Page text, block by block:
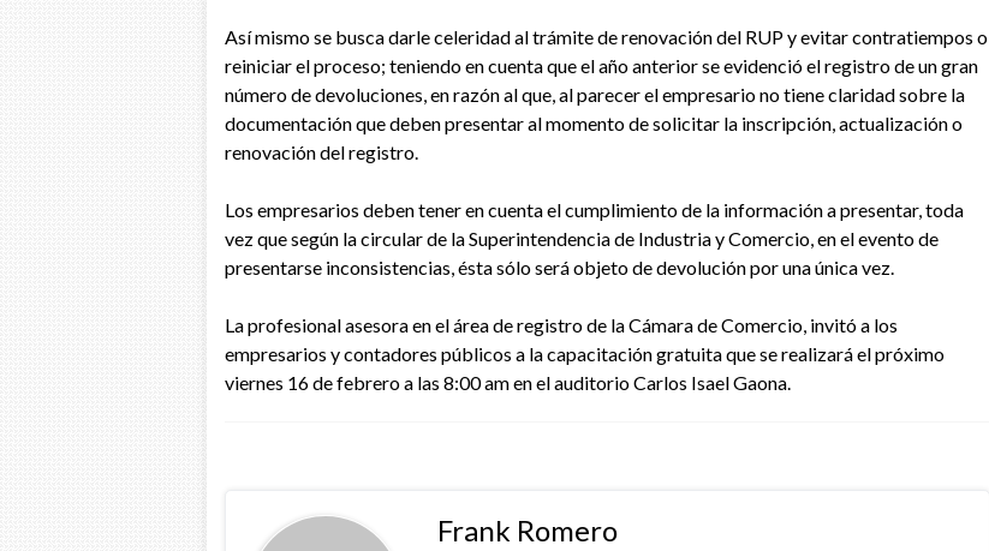
Así mismo se busca darle celeridad al trámite de renovación del RUP y evitar contratiempos o
reiniciar el proceso; teniendo en cuenta que el año anterior se evidenció el registro de un gran
número de devoluciones, en razón al que, al parecer el empresario no tiene claridad sobre la
documentación que deben presentar al momento de solicitar la inscripción, actualización o
renovación del registro.
Los empresarios deben tener en cuenta el cumplimiento de la información a presentar, toda
vez que según la circular de la Superintendencia de Industria y Comercio, en el evento de
presentarse inconsistencias, ésta sólo será objeto de devolución por una única vez.
La profesional asesora en el área de registro de la Cámara de Comercio, invitó a los
empresarios y contadores públicos a la capacitación gratuita que se realizará el próximo
viernes 16 de febrero a las 8:00 am en el auditorio Carlos Isael Gaona.
Frank Romero